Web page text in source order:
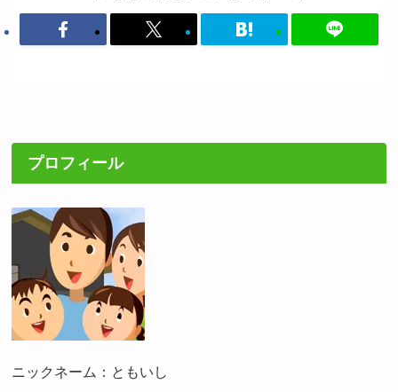
プロフィール
ニックネーム：ともいし